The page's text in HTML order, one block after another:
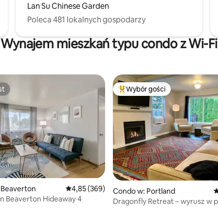
Lan Su Chinese Garden
Poleca 481 lokalnych gospodarzy
Wynajem mieszkań typu condo z Wi-Fi
liczba recenzji: 401
Średnia ocena: 4,85 na 5, liczba recenzji: 369
4,85 (369)
Beaverton Hideaway 4
Najpopularniejsze z kategorii
Wybór gości
Condo w: Portland
Dragonfly Retreat – wyrusz w